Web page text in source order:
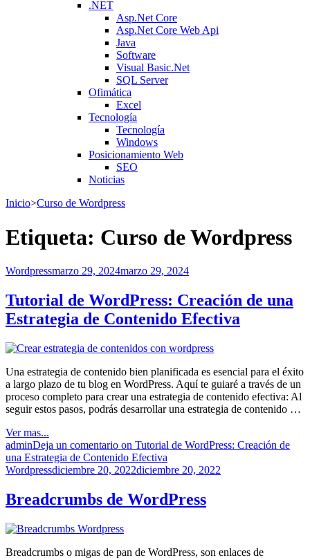
.NET
Asp.Net Core
Asp.Net Core Web Api
Java
Software
Visual Basic.Net
SQL Server
Ofimática
Excel
Tecnología
Tecnología
Windows
Posicionamiento Web
SEO
Noticias
Inicio>Curso de Wordpress
Etiqueta: Curso de Wordpress
Wordpressmarzo 29, 2024marzo 29, 2024
Tutorial de WordPress: Creación de una
Estrategia de Contenido Efectiva
Una estrategia de contenido bien planificada es esencial para el éxito
a largo plazo de tu blog en WordPress. Aquí te guiaré a través de un
proceso completo para crear una estrategia de contenido efectiva: Al
seguir estos pasos, podrás desarrollar una estrategia de contenido …
Ver mas...
adminDeja un comentario on Tutorial de WordPress: Creación de
una Estrategia de Contenido Efectiva
Wordpressdiciembre 20, 2022diciembre 20, 2022
Breadcrumbs de WordPress
Breadcrumbs o migas de pan de WordPress, son enlaces de